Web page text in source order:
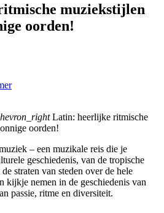
muziekstijlen
oorden!
Latin: heerlijke ritmische
oorden!
– een muzikale reis die je
geschiedenis, van de tropische
straten van steden over de hele
kijkje nemen in de geschiedenis van
passie, ritme en diversiteit.